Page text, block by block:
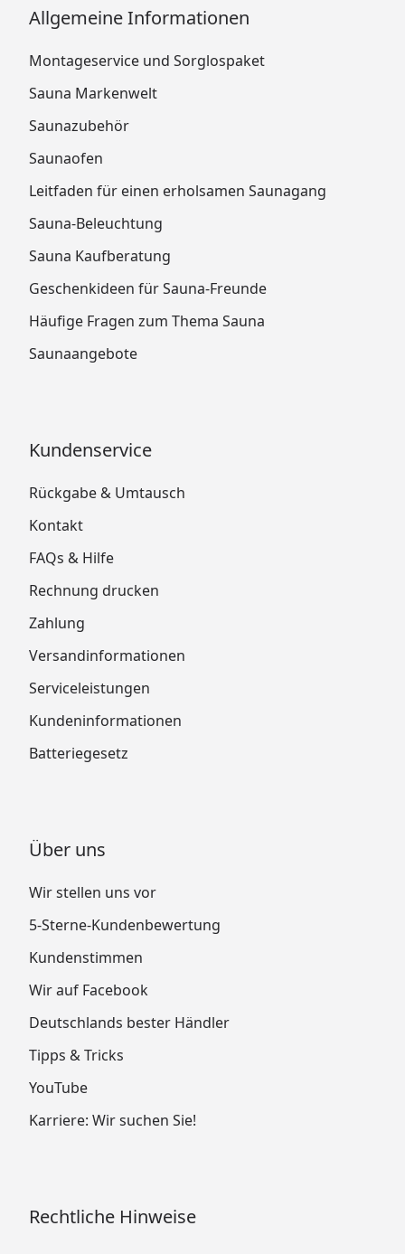
Allgemeine Informationen
Montageservice und Sorglospaket
Sauna Markenwelt
Saunazubehör
Saunaofen
Leitfaden für einen erholsamen Saunagang
Sauna-Beleuchtung
Sauna Kaufberatung
Geschenkideen für Sauna-Freunde
Häufige Fragen zum Thema Sauna
Saunaangebote
Kundenservice
Rückgabe & Umtausch
Kontakt
FAQs & Hilfe
Rechnung drucken
Zahlung
Versandinformationen
Serviceleistungen
Kundeninformationen
Batteriegesetz
Über uns
Wir stellen uns vor
5-Sterne-Kundenbewertung
Kundenstimmen
Wir auf Facebook
Deutschlands bester Händler
Tipps & Tricks
YouTube
Karriere: Wir suchen Sie!
Rechtliche Hinweise